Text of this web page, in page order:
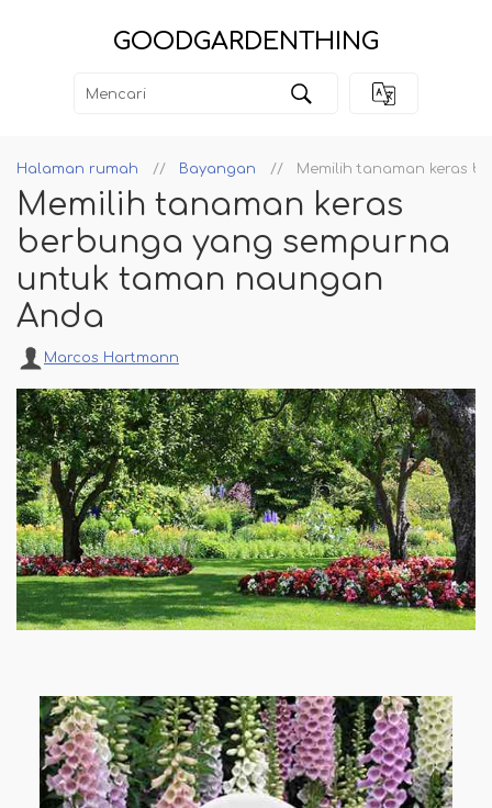
GOODGARDENTHING
Halaman rumah Bayangan Memilih tanaman keras
Memilih tanaman keras
berbunga yang sempurna
untuk taman naungan
Anda
Marcos Hartmann